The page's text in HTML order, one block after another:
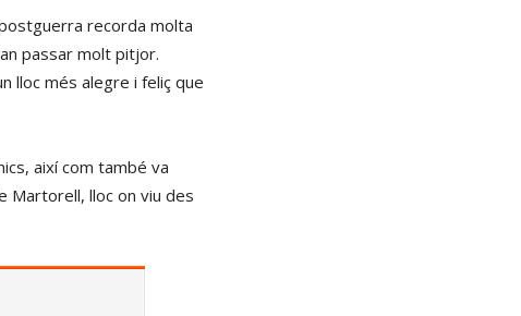
recorda molta
passar molt pitjor.
lloc més alegre i feliç que
així com també va
Martorell, lloc on viu des